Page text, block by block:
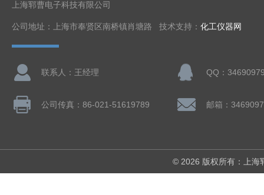
上海郓曹电子科技有限公司
公司地址：上海市奉贤区南桥镇肖塘路 技术支持： 化工仪器网
联系人：王经理 QQ：
公司传真：86-021-51619789 邮箱：
© 2026 版权所有：上